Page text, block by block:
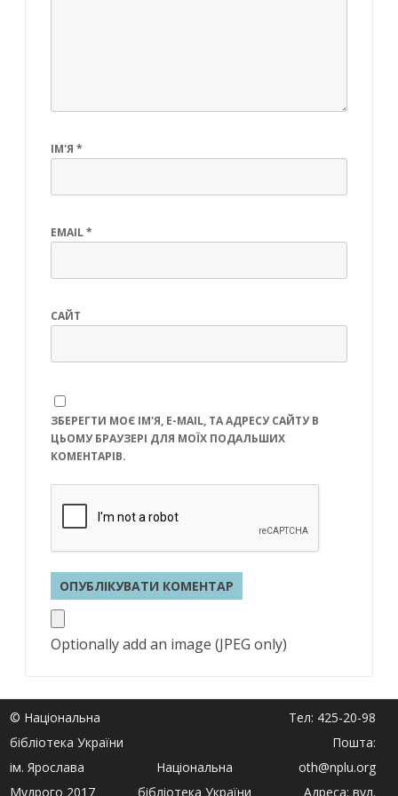
ІМ'Я *
EMAIL*
САЙТ
ЗБЕРЕГТИ МОЄ ІМ'Я, E-MAIL, ТА АДРЕСУ САЙТУ В
ЦЬОМУ БРАУЗЕРІ ДЛЯ МОЇХ ПОДАЛЬШИХ
КОМЕНТАРІВ.
Optionally add an image (JPEG only)
© Національна
бібліотека України
ім. Ярослава
Мудрого 2017
Національна
бібліотека України
Тел: 425-20-98
Пошта:
oth@nplu.org
Адреса: вул.